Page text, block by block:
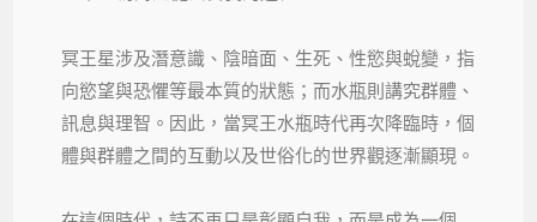
冥王星涉及潛意識、陰暗面、生死、性慾與蛻變，指
向慾望與恐懼等最本質的狀態；而水瓶則講究群體、
訊息與理智。因此，當冥王水瓶時代再次降臨時，個
體與群體之間的互動以及世俗化的世界觀逐漸顯現。